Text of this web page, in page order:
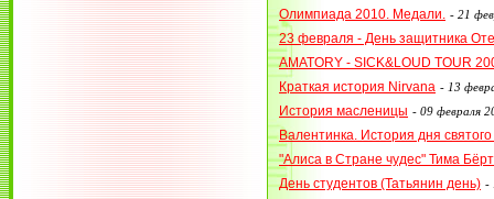
Олимпиада 2010. Медали. - 21
23 февраля - День защитника
AMATORY - SICK&LOUD TOUR
Краткая история Nirvana - 13
История масленицы - 09 февраля
Валентинка. История дня
"Алиса в Стране чудес" Тима
День студентов (Татьянин день) -